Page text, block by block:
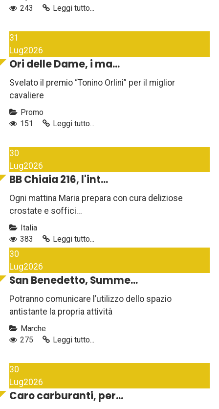
243
Leggi tutto...
31
Lug2026
Ori delle Dame, i ma...
Svelato il premio “Tonino Orlini” per il miglior
cavaliere
Promo
151
Leggi tutto...
30
Lug2026
BB Chiaia 216, l'int...
Ogni mattina Maria prepara con cura deliziose
crostate e soffici...
Italia
383
Leggi tutto...
30
Lug2026
San Benedetto, Summe...
Potranno comunicare l’utilizzo dello spazio
antistante la propria attività
Marche
275
Leggi tutto...
30
Lug2026
Caro carburanti, per...